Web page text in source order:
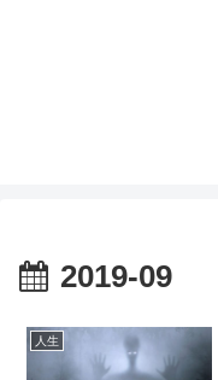
2019-09
人生